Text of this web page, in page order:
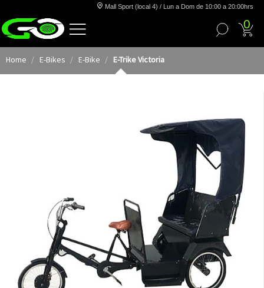
Mall Sport (local 4) / Lun a Dom de 10:00 a 20:00hrs
0
Home E-Bikes E-Bike E-Trike Victoria